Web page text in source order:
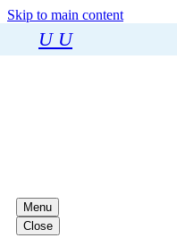
Skip to main content
U U
Menu
Close